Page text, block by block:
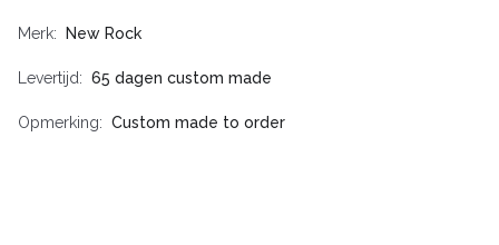
Merk New Rock
Levertijd 65 dagen custom made
Opmerking Custom made to order